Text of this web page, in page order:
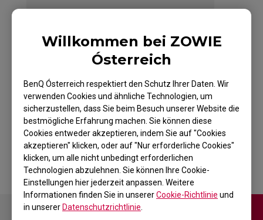
Willkommen bei ZOWIE
Ósterreich
BenQ Ósterreich respektiert den Schutz Ihrer Daten. Wir
verwenden Cookies und ähnliche Technologien, um
sicherzustellen, dass Sie beim Besuch unserer Website die
bestmögliche Erfahrung machen. Sie können diese
Cookies entweder akzeptieren, indem Sie auf "Cookies
akzeptieren" klicken, oder auf "Nur erforderliche Cookies"
klicken, um alle nicht unbedingt erforderlichen
Technologien abzulehnen. Sie können Ihre Cookie-
Einstellungen hier jederzeit anpassen. Weitere
Informationen finden Sie in unsererCookie-Richtlinie und
in unsererDatenschutzrichtlinie
ZOWIE FK1+ Maus für
Esport – White
Edition